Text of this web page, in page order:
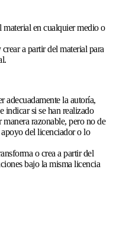
en cualquier medio o
a partir del material para
la autoría,
indicar si se han realizado
razonable, pero no de
del licenciador o lo
o crea a partir del
bajo la misma licencia